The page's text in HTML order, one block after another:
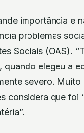
importância e
problemas
Sociais (OAS).
quando elegeu a
severo. Muito
considera que foi